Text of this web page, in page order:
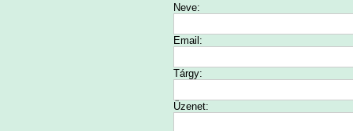
Neve:
Email:
Tárgy:
Üzenet: